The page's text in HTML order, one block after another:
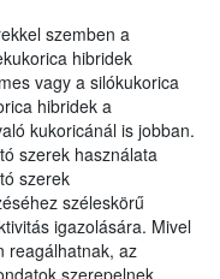
szemben a
hibridek
vagy a silókukorica
hibridek a
kukoricánál is jobban.
szerek használata
szerek
széleskörű
igazolására. Mivel
reagálhatnak, az